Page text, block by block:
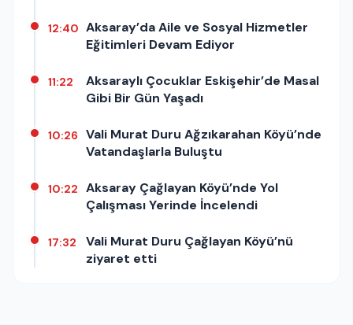
12:40 Aksaray’da Aile ve Sosyal Hizmetler
Eğitimleri Devam Ediyor
11:22
Aksaraylı Çocuklar Eskişehir’de Masal
Gibi Bir Gün Yaşadı
10:26
Vali Murat Duru Ağzıkarahan Köyü’nde
Vatandaşlarla Buluştu
10:22
Aksaray Çağlayan Köyü’nde Yol
Çalışması Yerinde İncelendi
17:32
Vali Murat Duru Çağlayan Köyü’nü
ziyaret etti